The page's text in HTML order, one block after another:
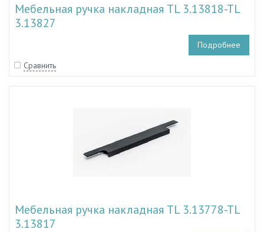
Мебельная ручка накладная TL 3.13818-TL
3.13827
Подробнее
Сравнить
Мебельная ручка накладная TL 3.13778-TL
3.13817